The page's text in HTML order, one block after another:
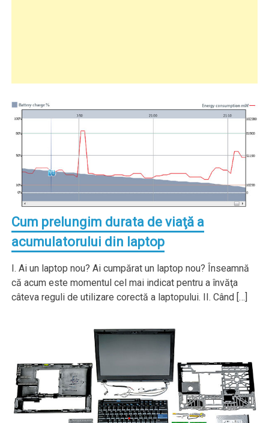
Cum prelungim durata de viaţă a
acumulatorului din laptop
I. Ai un laptop nou? Ai cumpărat un laptop nou? Înseamnă
că acum este momentul cel mai indicat pentru a învăţa
câteva reguli de utilizare corectă a laptopului. II. Când […]